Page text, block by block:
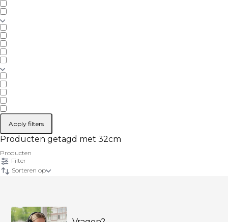
Apply filters
Producten getagd met 32cm
Producten
Filter
Sorteren op